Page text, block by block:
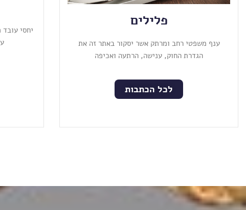
פלילים
ענף משפטי רחב ומרתק אשר יסקור באתר זה את
הגדרת החוק, ענישה, הרתעה ואכיפה
לכל הכתבות
יחסי